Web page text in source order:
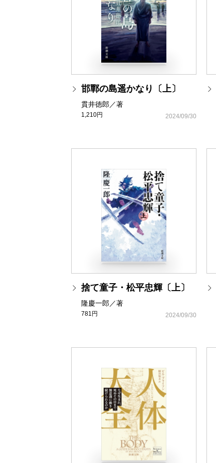
邯鄲の島遥かなり〔上〕
貫井徳郎／著
1,210円 2024/09/30
捨て童子・松平忠輝〔上〕
隆慶一郎／著
781円 2024/09/30